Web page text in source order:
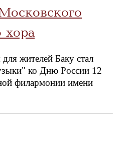
хора
жителей Баку стал
ко Дню России 12
филармонии имени